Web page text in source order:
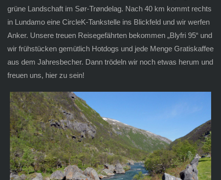
grüne Landschaft im Sør-Trøndelag. Nach 40 km kommt rechts
in Lundamo eine CircleK-Tankstelle ins Blickfeld und wir werfen
Anker. Unsere treuen Reisegefährten bekommen „Blyfri 95“ und
wir frühstücken gemütlich Hotdogs und jede Menge Gratiskaffee
aus dem Jahresbecher. Dann trödeln wir noch etwas herum und
freuen uns, hier zu sein!